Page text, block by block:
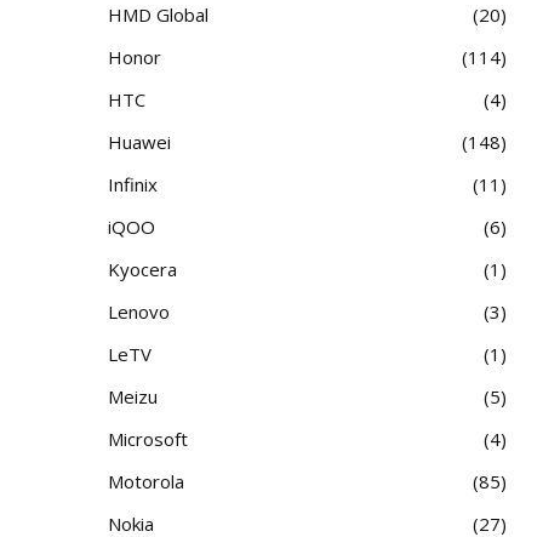
HMD Global
20
Honor
114
HTC
4
Huawei
148
Infinix
11
iQOO
6
Kyocera
1
Lenovo
3
LeTV
1
Meizu
5
Microsoft
4
Motorola
85
Nokia
27